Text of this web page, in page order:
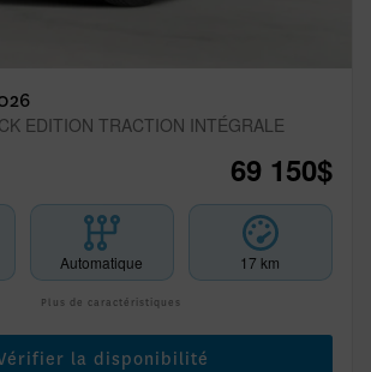
EDITION TRACTION INTÉGRALE
69 150$
Automatique 17 km
Plus de caractéristiques
la disponibilité